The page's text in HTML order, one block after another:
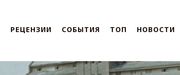
РЕЦЕНЗИИ СОБЫТИЯ ТОП НОВОСТИ